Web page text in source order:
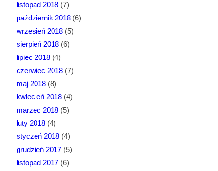
listopad 2018(7)
październik 2018(6)
wrzesień 2018(5)
sierpień 2018(6)
lipiec 2018(4)
czerwiec 2018(7)
maj 2018(8)
kwiecień 2018(4)
marzec 2018(5)
luty 2018(4)
styczeń 2018(4)
grudzień 2017(5)
listopad 2017(6)